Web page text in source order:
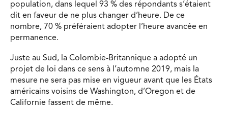
population, dans lequel 93 % des répondants s’étaient
dit en faveur de ne plus changer d’heure. De ce
nombre, 70 % préféraient adopter l’heure avancée en
permanence.
Juste au Sud, la Colombie-Britannique a adopté un
projet de loi dans ce sens à l’automne 2019, mais la
mesure ne sera pas mise en vigueur avant que les États
américains voisins de Washington, d’Oregon et de
Californie fassent de même.